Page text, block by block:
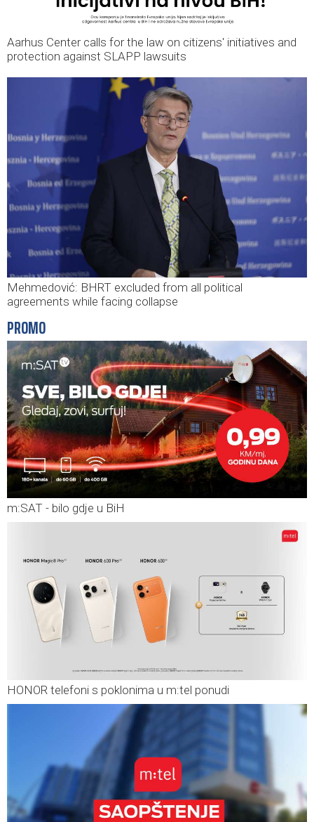
Aarhus Center calls for the law on citizens' initiatives and
protection against SLAPP lawsuits
Mehmedović: BHRT excluded from all political
agreements while facing collapse
PROMO
m:SAT - bilo gdje u BiH
HONOR telefoni s poklonima u m:tel ponudi